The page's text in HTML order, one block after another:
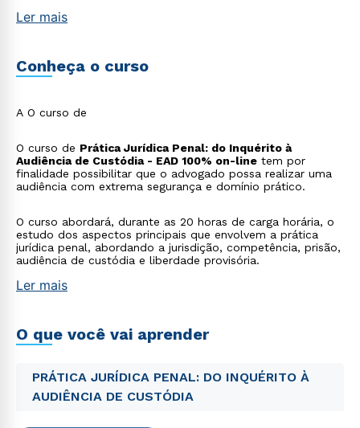
Ler mais
Conheça o curso
A O curso de
O curso de Prática Jurídica Penal: do Inquérito à
Audiência de Custódia - EAD 100% on-line tem por
finalidade possibilitar que o advogado possa realizar uma
audiência com extrema segurança e domínio prático.
O curso abordará, durante as 20 horas de carga horária, o
estudo dos aspectos principais que envolvem a prática
jurídica penal, abordando a jurisdição, competência, prisão,
audiência de custódia e liberdade provisória.
Ler mais
O que você vai aprender
PRÁTICA JURÍDICA PENAL: DO INQUÉRITO À
AUDIÊNCIA DE CUSTÓDIA